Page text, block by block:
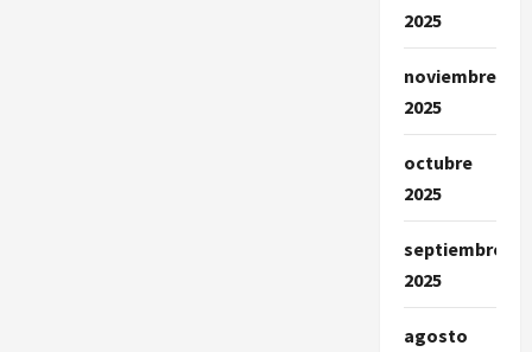
2025
noviembre
2025
octubre
2025
septiembre
2025
agosto